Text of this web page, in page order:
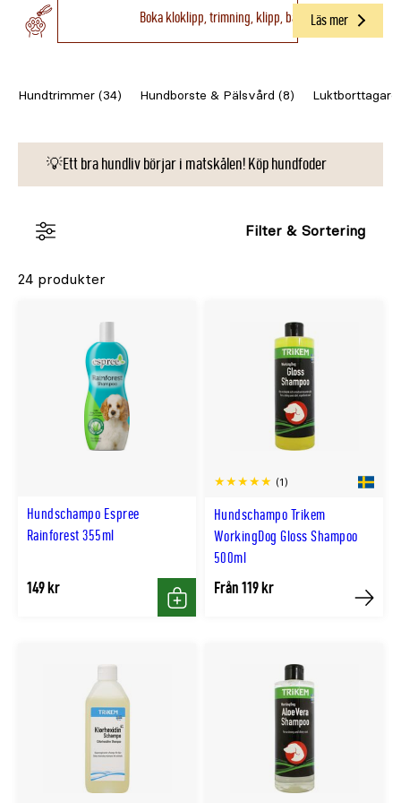
omsorg – fel produkter kan i värsta fall orsaka klåda,
irritation eller att pälsen blir matt och trasslig.
Boka kloklipp, trimning, klipp, bad & tandborstning till
Läs mer
Hundtrimmer (34) Hundborste & Pälsvård (8)
💡Ett bra hundliv börjar i matskålen! Köp hundfoder
Filter & Sortering
24 produkter
Hundschampo Espree
Rainforest 355ml
149 kr
Köp
Hundschampo Trikem
WorkingDog Gloss Shampoo
500ml
(1)
Från 119 kr
Köp